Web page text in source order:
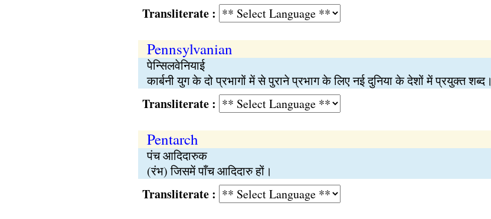
Transliterate :
Pennsylvanian
पेन्सिलवेनियाई
कार्बनी युग के दो प्रभागों में से पुराने प्रभाग के लिए नई दुनिया के देशों में प्रयुक्त शब्द।
Transliterate :
Pentarch
पंच आदिदारुक
(रंभ) जिसमें पाँच आदिदारु हों।
Transliterate :